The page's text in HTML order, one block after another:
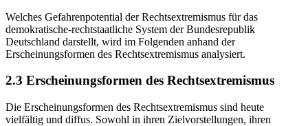
Welches Gefahrenpotential der Rechtsextremismus für das
demokratische-rechtstaatliche System der Bundesrepublik
Deutschland darstellt, wird im Folgenden anhand der
Erscheinungsformen des Rechtsextremismus analysiert.
2.3 Erscheinungsformen des Rechtsextremismus
Die Erscheinungsformen des Rechtsextremismus sind heute
vielfältig und diffus. Sowohl in ihren Zielvorstellungen, ihren